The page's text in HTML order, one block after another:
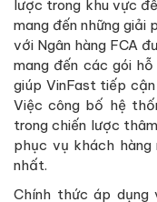
lược trong khu vực
mang đến những giải
với Ngân hàng FCA
mang đến các gói
giúp VinFast tiếp
Việc công bố hệ
trong chiến lược
phục vụ khách hàng
nhất.
Chính thức áp